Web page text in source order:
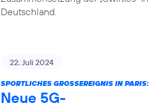
Deutschland.
22. Juli 2024
SPORTLICHES GROSSEREIGNIS IN PARIS:
Neue 5G-